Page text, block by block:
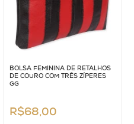
BOLSA FEMININA DE RETALHOS
DE COURO COM TRÊS ZÍPERES
GG
R$68,00